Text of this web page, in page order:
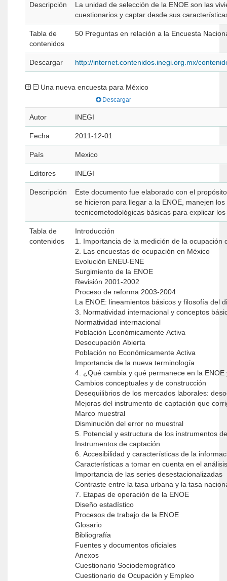
Descripción
La unidad de selección de la ENOE son las
cuestionarios y captar desde sus
Tabla de
contenidos
50 Preguntas en relación a la Encuesta
Descargar http://internet.contenidos.inegi.org.mx/
Una nueva encuesta para México
Descargar
Autor INEGI
Fecha 2011-12-01
País Mexico
Editores INEGI
Descripción
Este documento fue elaborado con el
se hicieron para llegar a la ENOE, manejen
tecnicometodológicas básicas para explicar
Tabla de
contenidos
Introducción
1. Importancia de la medición de la
2. Las encuestas de ocupación en México
Evolución ENEU-ENE
Surgimiento de la ENOE
Revisión 2001-2002
Proceso de reforma 2003-2004
La ENOE: lineamientos básicos y filosofía del
3. Normatividad internacional y conceptos
Normatividad internacional
Población Económicamente Activa
Desocupación Abierta
Población no Económicamente Activa
Importancia de la nueva terminología
4. ¿Qué cambia y qué permanece en la
Cambios conceptuales y de construcción
Desequilibrios de los mercados laborales:
Mejoras del instrumento de captación que
Marco muestral
Disminución del error no muestral
5. Potencial y estructura de los instrumentos
Instrumentos de captación
6. Accesibilidad y características de la
Características a tomar en cuenta en el
Importancia de las series desestacionalizadas
Contraste entre la tasa urbana y la tasa
7. Etapas de operación de la ENOE
Diseño estadístico
Procesos de trabajo de la ENOE
Glosario
Bibliografía
Fuentes y documentos oficiales
Anexos
Cuestionario Sociodemográfico
Cuestionario de Ocupación y Empleo